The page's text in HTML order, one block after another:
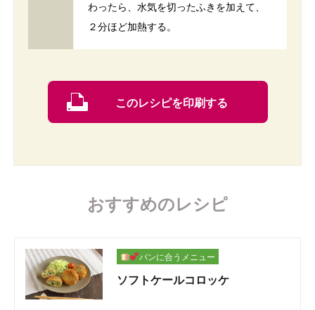
わったら、水気を切ったふきを加えて、
２分ほど加熱する。
このレシピを印刷する
おすすめのレシピ
パンに合うメニュー
ソフトケールコロッケ